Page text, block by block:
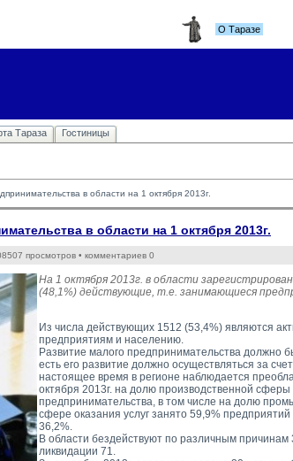
О Таразе
Тараза Гостиницы
в области на 1 октября 2013г.
в области на 1 октября 2013г.
просмотров • комментариев 0
На 1 октября 2013г. в области
(48,1%) действующие, т.е. занимающиеся
Из числа действующих 1512 (53,4%) являются
предприятиям и населению.
Развитие малого предпринимательства должно
есть его развитие должно осуществляться за
настоящее время в регионе наблюдается
октября 2013г. на долю производственной
предпринимательства, в том числе на долю
сфере оказания услуг занято 59,9%
36,2%.
В области бездействуют по различным
ликвидации 71.